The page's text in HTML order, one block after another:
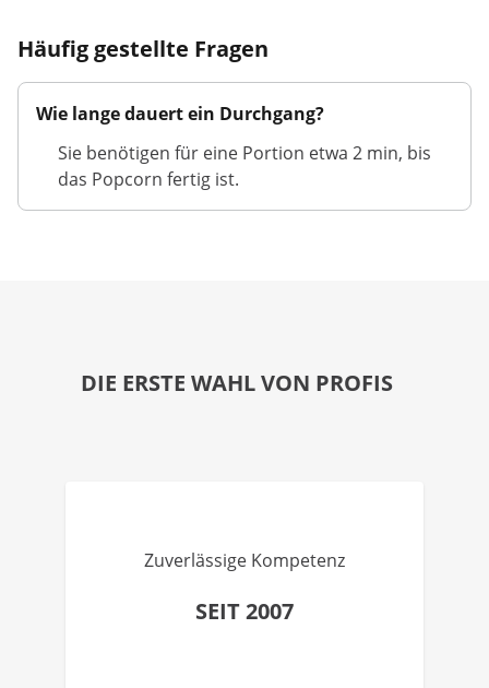
Häufig gestellte Fragen
Wie lange dauert ein Durchgang?
Sie benötigen für eine Portion etwa 2 min, bis
das Popcorn fertig ist.
DIE ERSTE WAHL VON PROFIS
Zuverlässige Kompetenz
SEIT 2007